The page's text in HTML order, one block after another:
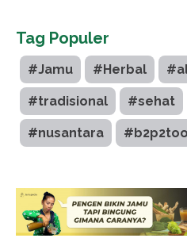
Tag Populer
#Jamu #Herbal
#tradisional #sehat
#nusantara